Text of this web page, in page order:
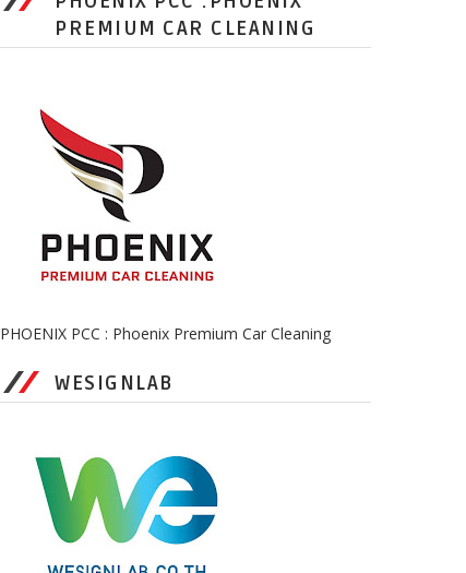
PREMIUM CAR CLEANING
PHOENIX PCC : Phoenix Premium Car Cleaning
WESIGNLAB